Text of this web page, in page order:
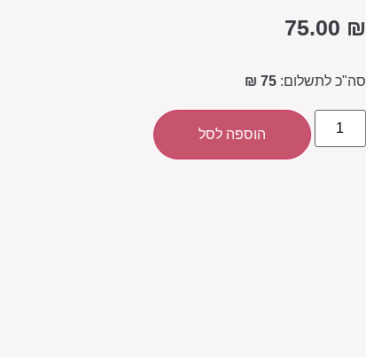
75.00 ₪
סה"כ לתשלום:75 ₪
הוספה לסל